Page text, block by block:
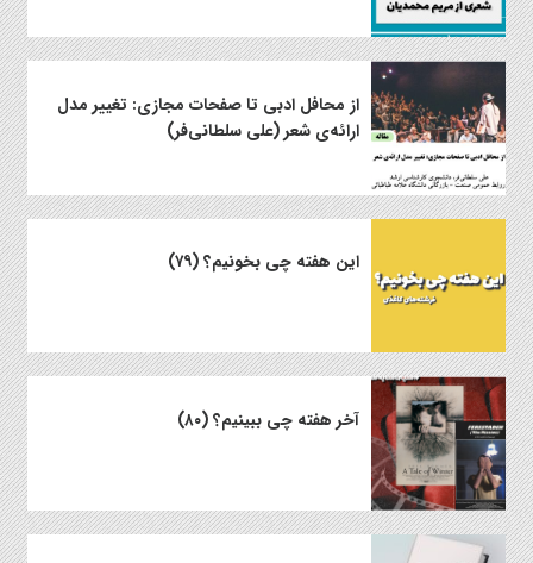
از محافل ادبی تا صفحات مجازی: تغییر مدل
ارائه‌ی شعر (علی سلطانی‌فر)
این هفته چی بخونیم؟ (۷۹)
آخر هفته چی ببینیم؟ (۸۰)